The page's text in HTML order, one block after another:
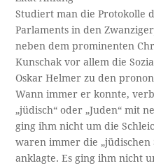
Studiert man die Protokolle
Parlaments in den
neben dem prominenten
Kunschak vor allem die
Oskar Helmer zu den
Wann immer er konnte,
„jüdisch“ oder „Juden“ mit
ging ihm nicht um die
waren immer die
anklagte. Es ging ihm nicht